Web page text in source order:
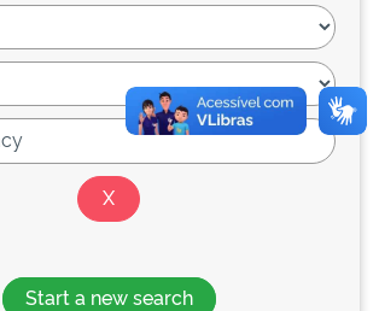
Start a new search